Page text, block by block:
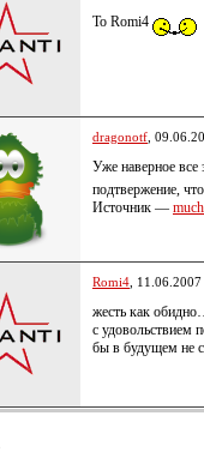
To Romi4
dragonotf ,
Уже наверное все
подтвержение,
Источник —
Romi4 ,
жесть как
с удовольствием
бы в будущем не